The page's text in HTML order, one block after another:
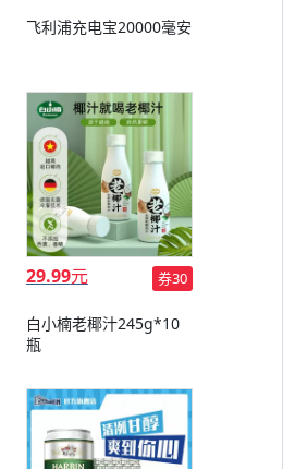
飞利浦充电宝20000毫安
29.99元 券30
白小楠老椰汁245g*10
瓶